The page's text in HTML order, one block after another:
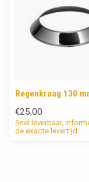
Regenkraag 130
€25,00
Snel leverbaar,
de exacte levertijd